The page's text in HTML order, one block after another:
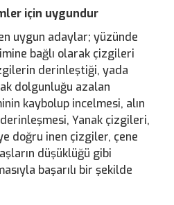
için uygundur
uygun adaylar; yüzünde
bağlı olarak çizgileri
derinleştiği, yada
dolgunluğu azalan
kaybolup incelmesi, alın
Yanak çizgileri,
doğru inen çizgiler, çene
düşüklüğü gibi
başarılı bir şekilde